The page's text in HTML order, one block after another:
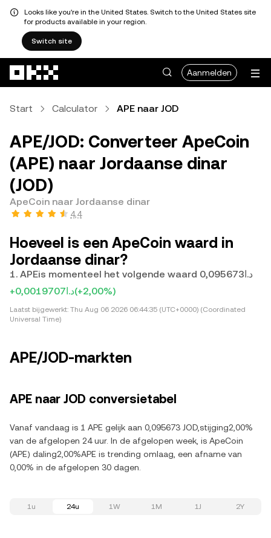
Looks like you're in the United States. Switch to the United States site
for products available in your region.
Switch site
Aanmelden
Start Calculator APE naar JOD
APE/JOD: Converteer ApeCoin
(APE) naar Jordaanse dinar
(JOD)
ApeCoin naar Jordaanse dinar
4,4
Hoeveel is een ApeCoin waard in
Jordaanse dinar?
1. APEis momenteel het volgende waard د.ا0,095673
+د.ا0,0019707(+2,00%)
Laatst bijgewerkt: Thu Aug 06 2026 06:44:35 (UTC+0000) (Coordinated
Universal Time)
APE/JOD-markten
APE naar JOD conversietabel
Vanaf vandaag is 1 APE gelijk aan 0,095673 JOD,stijging2,00%
van de afgelopen 24 uur. In de afgelopen week, is ApeCoin
(APE) daling2,00%APE is trending omlaag, een afname van
0,00% in de afgelopen 30 dagen.
1u 24u 1W 1M 1J 2Y